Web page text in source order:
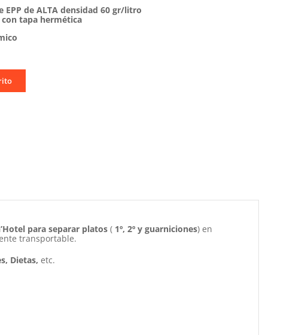
de ALTA densidad 60 gr/litro
tapa hermética
para separar platos ( 1º, 2º y guarniciones) en
transportable.
Dietas, etc.